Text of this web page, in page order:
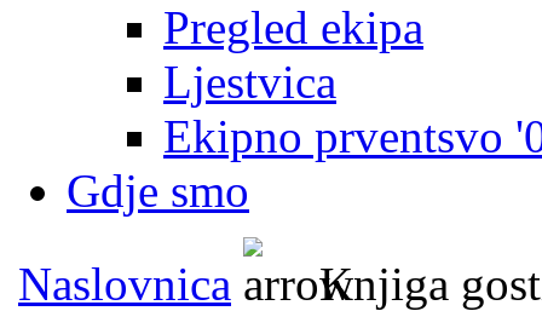
Pregled ekipa
Ljestvica
Ekipno prventsvo
Gdje smo
Naslovnica
Knjiga